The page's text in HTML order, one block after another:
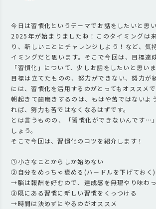
今日は習慣化というテーマでお話をしたいと思い
2025年が始まりましたね！このタイミングは
り、新しいことにチャレンジしよう！など、気
イミングだと思います。そこで今回は、目標達
「習慣化」について、少しお話をしたいと思いま
目標は立てたものの、努力ができない、努力が
には、習慣化を活用するのがとってもオススメで
朝起きて歯磨きするのは、もはや苦ではないよ
れば、努力も苦ではなくなるはずです。
とは言うものの、「習慣化ができないんです…
しょう。
そこで今回は、習慣化のコツを紹介します！
①小さなことからしか始めない
②自分をめっちゃ褒める(ハードルを下げておく)
→脳は報酬を好むので、達成感を無理やり味わ
③既にある習慣に新しい習慣をくっつける
→時間は決めずにやるのがオススメ